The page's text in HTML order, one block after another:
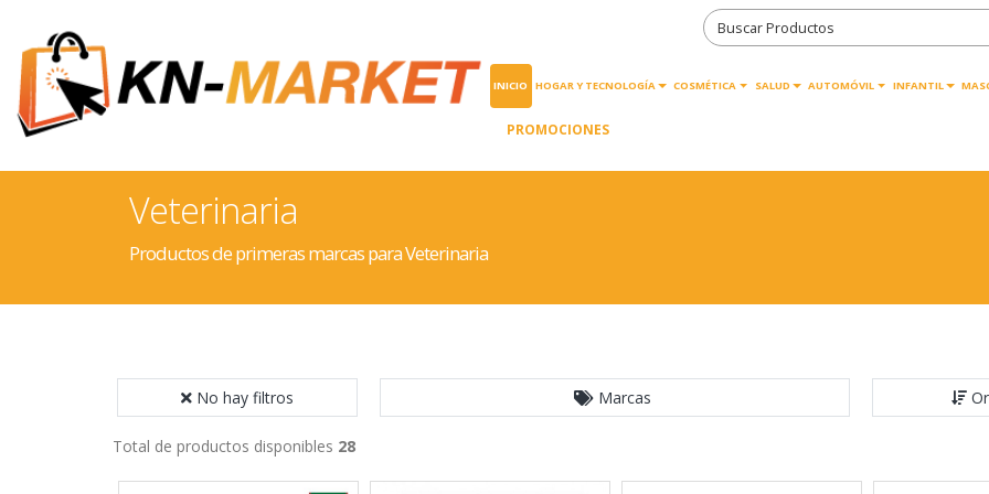
INICIO HOGAR Y TECNOLOGÍA COSMÉTICA SALUD AUTOMÓVIL INFANTIL
PROMOCIONES
Veterinaria
Productos de primeras marcas para Veterinaria
No hay filtros Marcas
Total de productos disponibles 28